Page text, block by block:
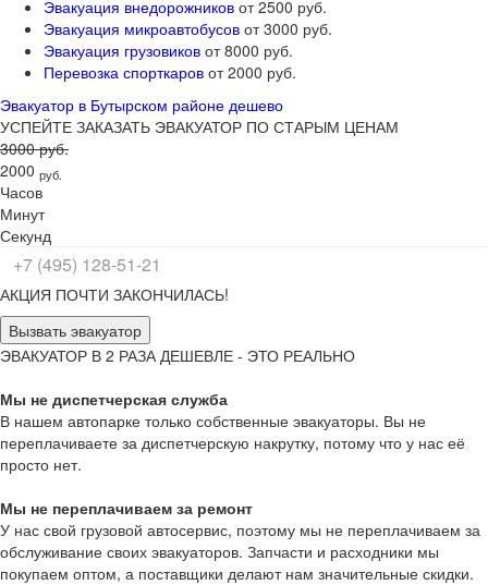
Эвакуация внедорожников от 2500 руб.
Эвакуация микроавтобусов от 3000 руб.
Эвакуация грузовиков от 8000 руб.
Перевозка спорткаров от 2000 руб.
Эвакуатор в Бутырском районе дешево
УСПЕЙТЕ ЗАКАЗАТЬ ЭВАКУАТОР ПО СТАРЫМ ЦЕНАМ
3000 руб.
2000 руб.
Часов
Минут
Секунд
АКЦИЯ ПОЧТИ ЗАКОНЧИЛАСЬ!
Вызвать эвакуатор
ЭВАКУАТОР В 2 РАЗА ДЕШЕВЛЕ - ЭТО РЕАЛЬНО
Мы не диспетчерская служба
В нашем автопарке только собственные эвакуаторы. Вы не
переплачиваете за диспетчерскую накрутку, потому что у нас её
просто нет.
Мы не переплачиваем за ремонт
У нас свой грузовой автосервис, поэтому мы не переплачиваем за
обслуживание своих эвакуаторов. Запчасти и расходники мы
покупаем оптом, а поставщики делают нам значительные скидки.